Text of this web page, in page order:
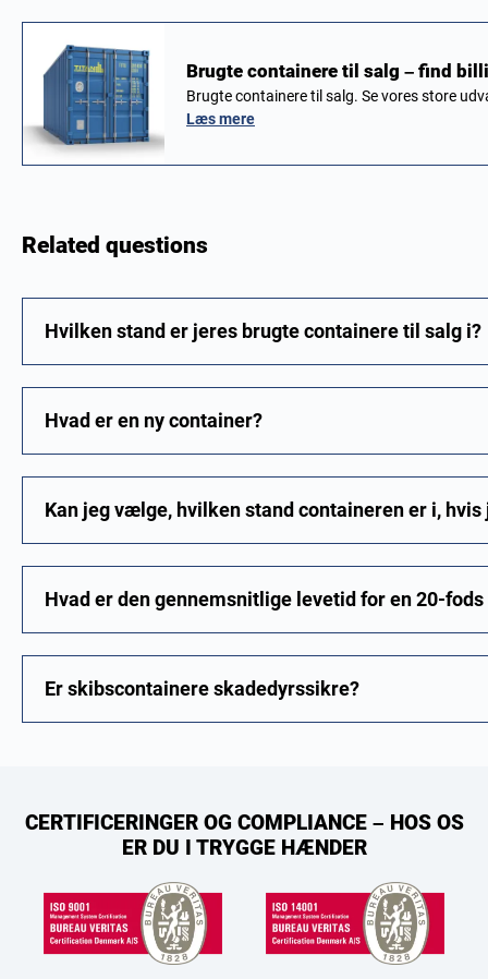
Brugte containere til salg – find
Brugte containere til salg. Se vores store
Læs mere
Related questions
Hvilken stand er jeres brugte containere til salg i?
Hvad er en ny container?
Kan jeg vælge, hvilken stand containeren er i, hvis
Hvad er den gennemsnitlige levetid for en 20-
Er skibscontainere skadedyrssikre?
CERTIFICERINGER OG COMPLIANCE – HOS OS
ER DU I TRYGGE HÆNDER